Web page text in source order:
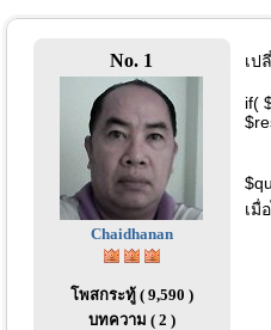
No. 1
Chaidhanan
โพสกระทู้ ( 9,590 )
บทความ ( 2 )
เป
if(
เมื่